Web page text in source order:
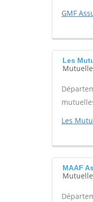
GMF
Les
Les
MAAF